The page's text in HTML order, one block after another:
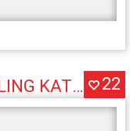
FREESTYLE 22